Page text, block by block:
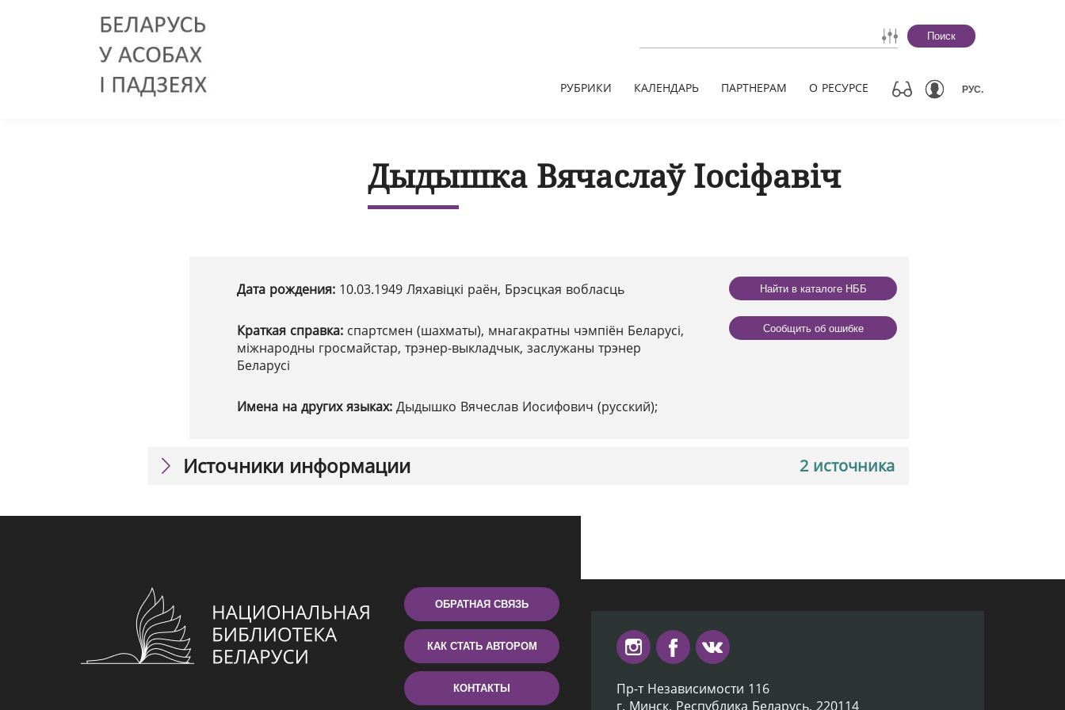
Поиск
РУБРИКИ КАЛЕНДАРЬ ПАРТНЕРАМ О РЕСУРСЕ РУС.
Дыдышка Вячаслаў Іосіфавіч
Дата рождения: 10.03.1949 Ляхавіцкі раён, Брэсцкая вобласць
Краткая справка: спартсмен (шахматы), мнагакратны чэмпіён Беларусі,
міжнародны гросмайстар, трэнер-выкладчык, заслужаны трэнер
Беларусі
Имена на других языках: Дыдышко Вячеслав Иосифович (русский);
Найти в каталоге НББ
Сообщить об ошибке
2 источника
Источники информации
ОБРАТНАЯ СВЯЗЬ
КАК СТАТЬ АВТОРОМ
КОНТАКТЫ
Пр-т Независимости 116
г. Минск, Республика Беларусь, 220114